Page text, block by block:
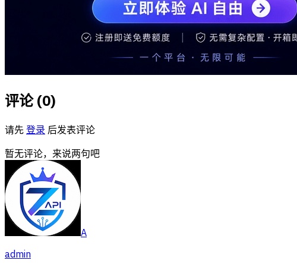
评论 (0)
请先 登录 后发表评论
暂无评论，来说两句吧
A
admin